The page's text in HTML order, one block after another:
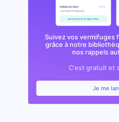
Suivez vos vermifuges
grâce à notre
nos rappels
C'est gratuit et
Je me